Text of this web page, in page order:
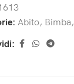
Abito, Bimba,